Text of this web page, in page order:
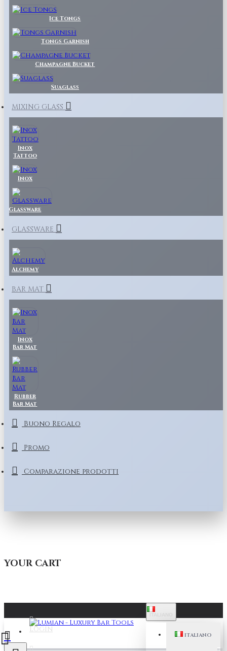
Ice Tongs
Tongs Garnish
Champagne Bucket
Suaglass
MIXING GLASS
Inox
Tattoo
Inox
Glassware
GLASSWARE
Alchemy
BAR MAT
Inox
Bar Mat
Rubber
Bar Mat
Buono Regalo
Promo
Comparazione prodotti
YOUR CART
Login
ITALIANO